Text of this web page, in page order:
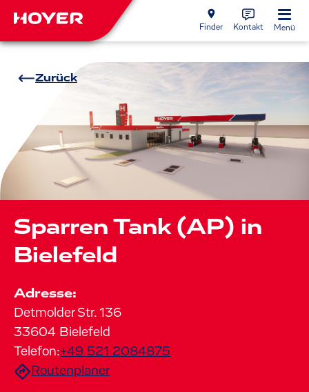
Finder Kontakt Menü
Zurück
Sparren Tank (AP) in
Bielefeld
Adresse:
Detmolder Str. 136
33604 Bielefeld
Telefon:+49 521 2084875
Routenplaner